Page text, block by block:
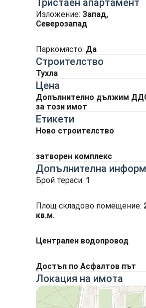
Тристаен апартамент
Изложение: Запад,
Северозапад
Паркомясто: Да
Строителство
Тухла
Цена
Допълнително дължим
за този имот
Етикети
Ново строителство
затворен комплекс
Допълнителна
Брой тераси: 1
Площ складово помещение:
кв.м.
Централен водопровод
Достъп по Асфалтов път
Локация на имота